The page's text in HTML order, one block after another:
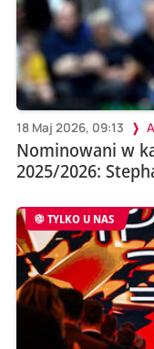
18 Maj 2026, 09:13
Nominowani w
2025/2026:
TYLKO U NAS